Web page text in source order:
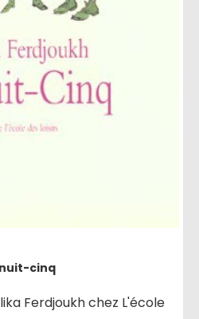
cinq
Ferdjoukh chez L'école